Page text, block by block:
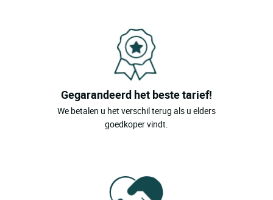
Gegarandeerd het beste tarief!
We betalen u het verschil terug als u elders
goedkoper vindt.